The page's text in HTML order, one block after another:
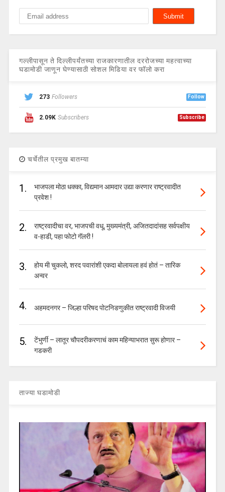
गल्लीपासून ते दिल्लीपर्यंतच्या राजकारणातील दररोजच्या महत्वाच्या
घडामोडी जाणून घेण्यासाठी सोशल मिडिया वर फॉलो करा
273 Followers Follow
2.09K Subscribers Subscribe
चर्चेतील प्रमुख बातम्या
1.
भाजपला मोठा धक्का, विद्यमान आमदार उद्या करणार राष्ट्रवादीत
प्रवेश !
2.
राष्ट्रवादीचा वर, भाजपची वधू, मुख्यमंत्री, अजितदादांसह सर्वपक्षीय
व-हाडी, पहा फोटो गॅलरी !
3.
होय मी चुकलो, शरद पवारांशी एकदा बोलायला हवं होतं – तारिक
अन्वर
4. अहमदनगर – जिल्हा परिषद पोटनिडणुकीत राष्ट्रवादी विजयी
5.
टेंभुर्णी – लातूर चौपदरीकरणाचं काम महिन्याभरात सुरू होणार –
गडकरी
ताज्या घडामोडी